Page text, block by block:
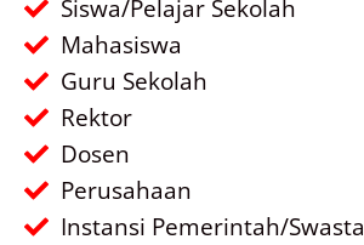
Siswa/Pelajar Sekolah
Mahasiswa
Guru Sekolah
Rektor
Dosen
Perusahaan
Instansi Pemerintah/Swasta